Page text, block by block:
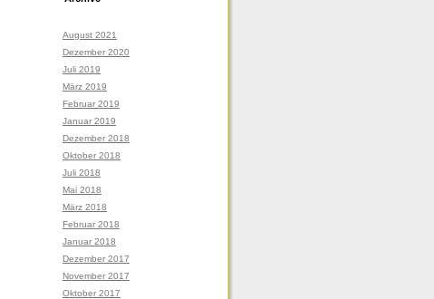
August 2021
Dezember 2020
Juli 2019
März 2019
Februar 2019
Januar 2019
Dezember 2018
Oktober 2018
Juli 2018
Mai 2018
März 2018
Februar 2018
Januar 2018
Dezember 2017
November 2017
Oktober 2017